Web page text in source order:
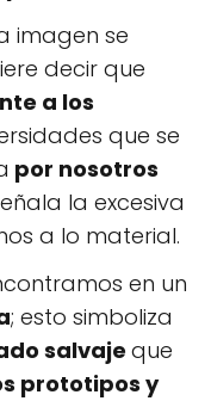
imagen se
decir que
a los
que se
por nosotros
la excesiva
a lo material.
en un
; esto simboliza
salvaje que
prototipos y